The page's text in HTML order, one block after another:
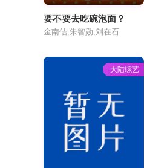
要不要去吃碗泡面？
金南佶,朱智勋,刘在石
大陆综艺